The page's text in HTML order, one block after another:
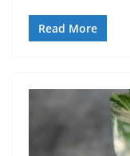
Read More